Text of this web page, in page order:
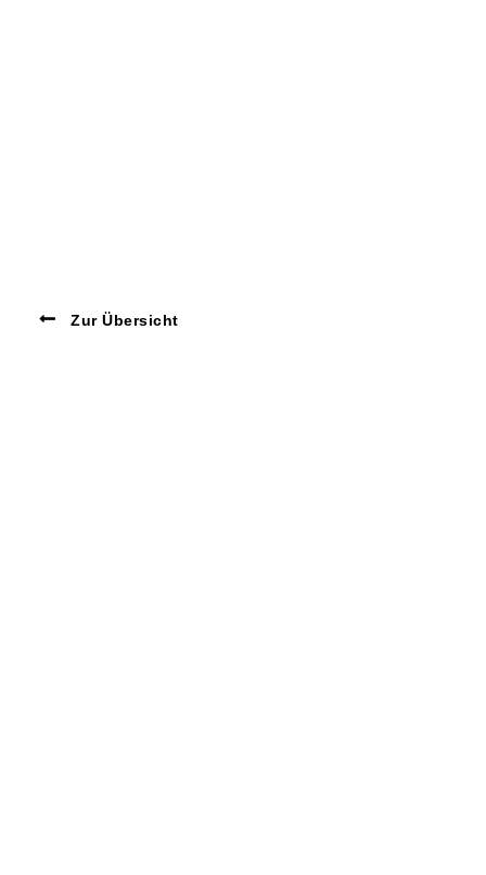
Zur Übersicht